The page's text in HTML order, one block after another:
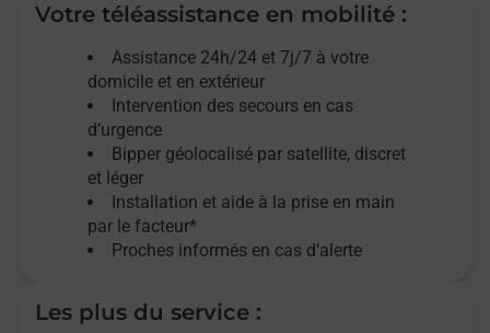
Votre téléassistance en mobilité :
Assistance 24h/24 et 7j/7 à votre
domicile et en extérieur
Intervention des secours en cas
d’urgence
Bipper géolocalisé par satellite, discret
et léger
Installation et aide à la prise en main
par le facteur*
Proches informés en cas d’alerte
Les plus du service :